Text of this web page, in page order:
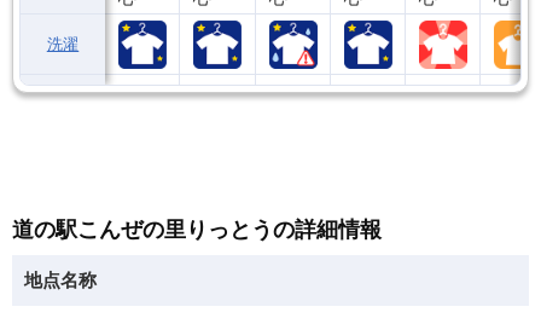
洗濯
道の駅こんぜの里りっとうの詳細情報
地点名称